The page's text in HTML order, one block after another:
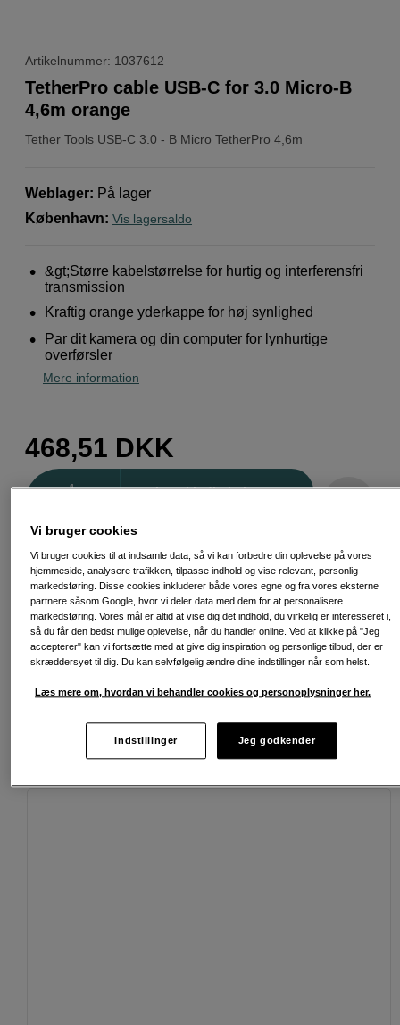
Artikelnummer: 1037612
Tether Tools USB-C 3.0 - B Micro TetherPro 4,6m
TetherPro cable USB-C for 3.0 Micro-B
4,6m orange
Weblager: På lager
København: Vis lagersaldo
&gt;Større kabelstørrelse for hurtig og interferensfri
transmission
Kraftig orange yderkappe for høj synlighed
Par dit kamera og din computer for lynhurtige
overførsler
Mere information
468,51 DKK
Læg i indkøbskurv
Fri fragt ved køb over 500 kr.
30 dages returret
Passende tilbehør Se flere tilbehør
Vi bruger cookies
Vi bruger cookies til at indsamle data, så vi kan forbedre din oplevelse på vores
hjemmeside, analysere trafikken, tilpasse indhold og vise relevant, personlig
markedsføring. Disse cookies inkluderer både vores egne og fra vores eksterne
partnere såsom Google, hvor vi deler data med dem for at personalisere
markedsføring. Vores mål er altid at vise dig det indhold, du virkelig er interesseret i,
så du får den bedst mulige oplevelse, når du handler online. Ved at klikke på "Jeg
accepterer" kan vi fortsætte med at give dig inspiration og personlige tilbud, der er
skræddersyet til dig. Du kan selvfølgelig ændre dine indstillinger når som helst.
Læs mere om, hvordan vi behandler cookies og personoplysninger her.
Indstillinger Jeg godkender